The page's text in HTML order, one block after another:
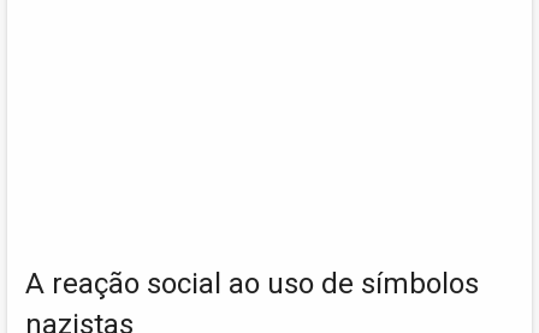
A reação social ao uso de símbolos
nazistas